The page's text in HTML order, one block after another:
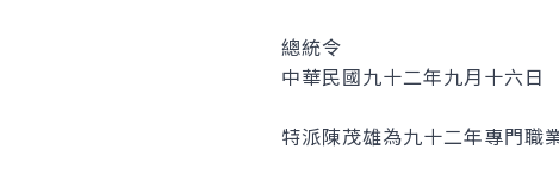
總統令
中華民國九十二年九月十六日
特派陳茂雄為九十二年專門職